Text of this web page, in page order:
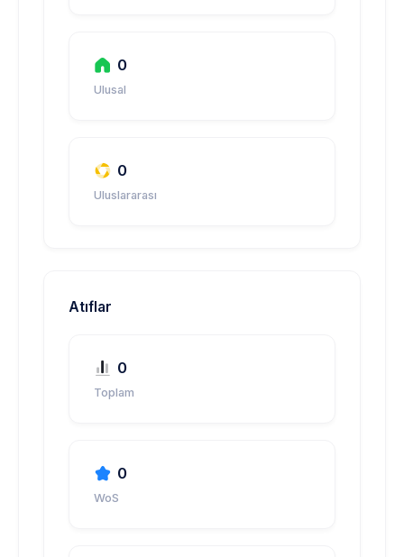
0
Ulusal
0
Uluslararası
Atıflar
0
Toplam
0
WoS